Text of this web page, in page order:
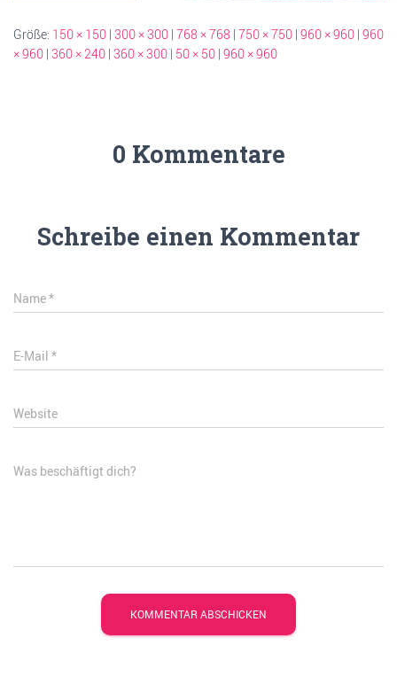
Größe: 150 × 150 | 300 × 300 | 768 × 768 | 750 × 750 | 960 × 960 | 960
× 960 | 360 × 240 | 360 × 300 | 50 × 50 | 960 × 960
0 Kommentare
Schreibe einen Kommentar
Name*
E-Mail *
Website
Was beschäftigt dich?